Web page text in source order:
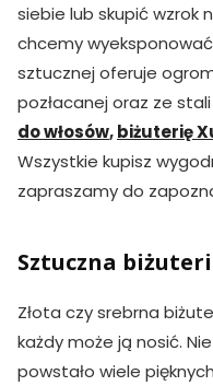
siebie lub skupić wzrok
chcemy
sztucznej oferuje
pozłacanej oraz ze
do włosów,biżuterię
Wszystkie kupisz
zapraszamy do
Sztuczna
Złota czy srebrna
każdy może ją nosić.
powstało wiele